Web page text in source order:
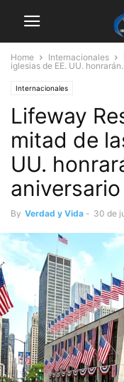
Home Internacionales
iglesias de EE. UU.
Internacionales
Lifeway
mitad de
UU.
By Verdad y Vida - 30 de